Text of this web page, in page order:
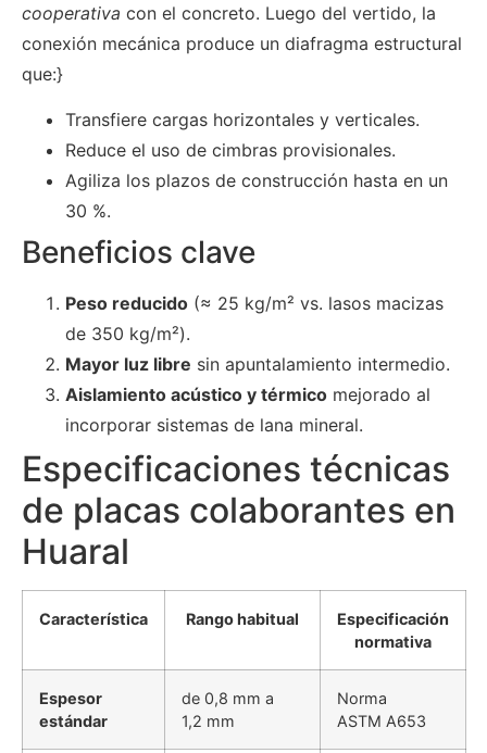
cooperativa con el concreto. Luego del vertido, la
conexión mecánica produce un diafragma estructural
que:}
Transfiere cargas horizontales y verticales.
Reduce el uso de cimbras provisionales.
Agiliza los plazos de construcción hasta en un
30 %.
Beneficios clave
Peso reducido (≈ 25 kg/m² vs. lasos macizas
de 350 kg/m²).
Mayor luz libre sin apuntalamiento intermedio.
Aislamiento acústico y térmico mejorado al
incorporar sistemas de lana mineral.
Especificaciones técnicas
de placas colaborantes en
Huaral
Característica Rango habitual
Especificación
normativa
Espesor
estándar
de 0,8 mm a
1,2 mm
Norma
ASTM A653